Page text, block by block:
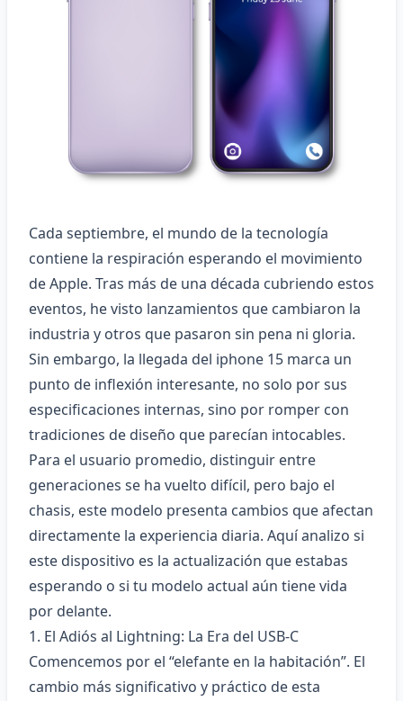
Cada septiembre, el mundo de la tecnología
contiene la respiración esperando el movimiento
de Apple. Tras más de una década cubriendo estos
eventos, he visto lanzamientos que cambiaron la
industria y otros que pasaron sin pena ni gloria.
Sin embargo, la llegada del iphone 15 marca un
punto de inflexión interesante, no solo por sus
especificaciones internas, sino por romper con
tradiciones de diseño que parecían intocables.
Para el usuario promedio, distinguir entre
generaciones se ha vuelto difícil, pero bajo el
chasis, este modelo presenta cambios que afectan
directamente la experiencia diaria. Aquí analizo si
este dispositivo es la actualización que estabas
esperando o si tu modelo actual aún tiene vida
por delante.
1. El Adiós al Lightning: La Era del USB-C
Comencemos por el “elefante en la habitación”. El
cambio más significativo y práctico de esta